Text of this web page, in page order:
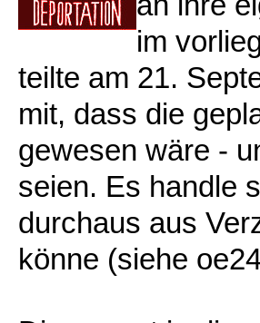
im
teilte am 21.
mit, dass die
gewesen wäre -
seien. Es handle
durchaus aus
könne (siehe